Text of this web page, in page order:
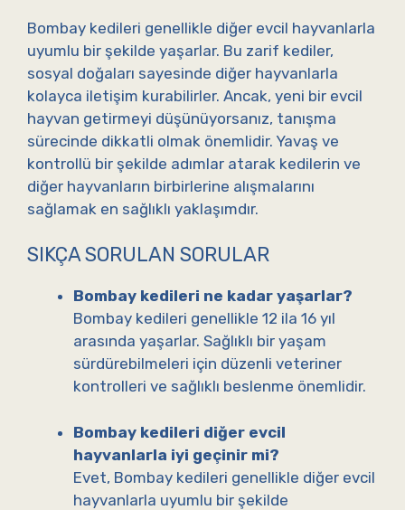
Bombay kedileri genellikle diğer evcil hayvanlarla
uyumlu bir şekilde yaşarlar. Bu zarif kediler,
sosyal doğaları sayesinde diğer hayvanlarla
kolayca iletişim kurabilirler. Ancak, yeni bir evcil
hayvan getirmeyi düşünüyorsanız, tanışma
sürecinde dikkatli olmak önemlidir. Yavaş ve
kontrollü bir şekilde adımlar atarak kedilerin ve
diğer hayvanların birbirlerine alışmalarını
sağlamak en sağlıklı yaklaşımdır.
SIKÇA SORULAN SORULAR
Bombay kedileri ne kadar yaşarlar?
Bombay kedileri genellikle 12 ila 16 yıl
arasında yaşarlar. Sağlıklı bir yaşam
sürdürebilmeleri için düzenli veteriner
kontrolleri ve sağlıklı beslenme önemlidir.
Bombay kedileri diğer evcil
hayvanlarla iyi geçinir mi?
Evet, Bombay kedileri genellikle diğer evcil
hayvanlarla uyumlu bir şekilde